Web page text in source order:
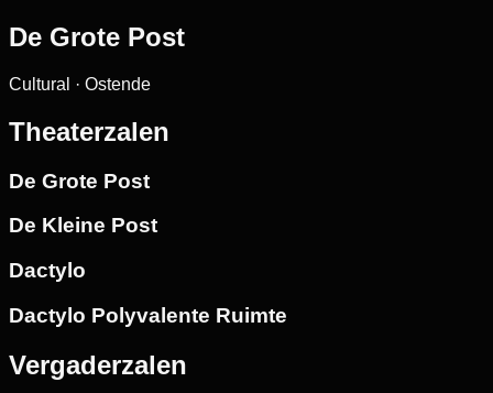
De Grote Post
Cultural · Ostende
Theaterzalen
De Grote Post
De Kleine Post
Dactylo
Dactylo Polyvalente Ruimte
Vergaderzalen